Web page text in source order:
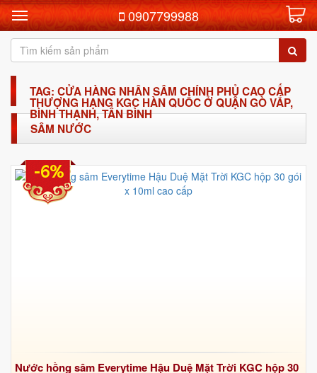
0907799988
TAG: CỬA HÀNG NHÂN SÂM CHÍNH PHỦ CAO CẤP
THƯỢNG HẠNG KGC HÀN QUỐC Ở QUẬN GÒ VẤP,
BÌNH THẠNH, TÂN BÌNH
SÂM NƯỚC
Nước hồng sâm Everytime Hậu Duệ Mặt Trời KGC hộp 30
-6%